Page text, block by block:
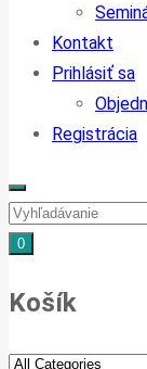
Kontakt
Prihlásiť sa
Registrácia
0
Košík